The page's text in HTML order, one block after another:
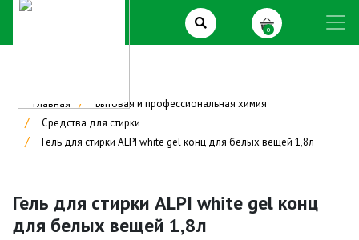
0
Главная
Бытовая и профессиональная химия
Средства для стирки
Гель для стирки ALPI white gel конц для белых вещей 1,8л
Гель для стирки ALPI white gel конц
для белых вещей 1,8л